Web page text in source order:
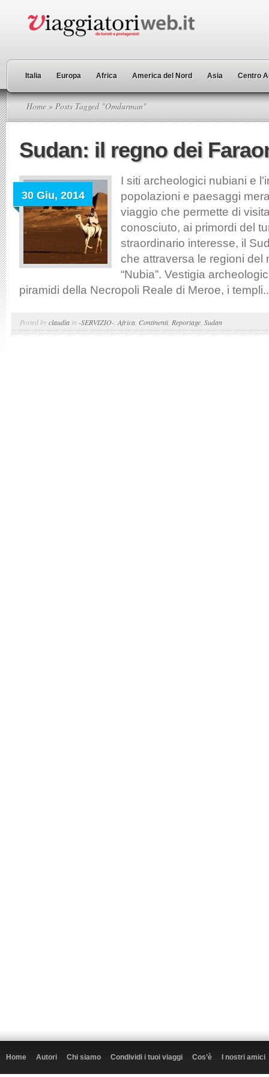
Italia Europa Africa America del Nord Asia Centro
Home » Posts Tagged "Omdurman"
Sudan: il regno dei
30 Giu, 2014
I siti archeologici nubiani e
popolazioni e paesaggi
viaggio che permette di
conosciuto, ai primordi del
straordinario interesse, il
che attraversa le regioni del
“Nubia”. Vestigia
piramidi della Necropoli Reale di Meroe, i
Posted byclaudia in -SERVIZIO- Africa Continenti, Reportage Sudan
Home Autori Chi siamo Condividi i tuoi viaggi Cos’è I nostri amici